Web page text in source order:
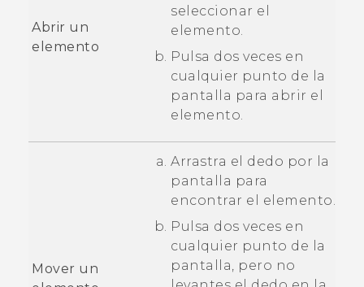
Abrir un
elemento
seleccionar el
elemento.
Pulsa dos veces en
cualquier punto de la
pantalla para abrir el
elemento.
Mover un
Arrastra el dedo por la
pantalla para
encontrar el elemento.
Pulsa dos veces en
cualquier punto de la
pantalla, pero no